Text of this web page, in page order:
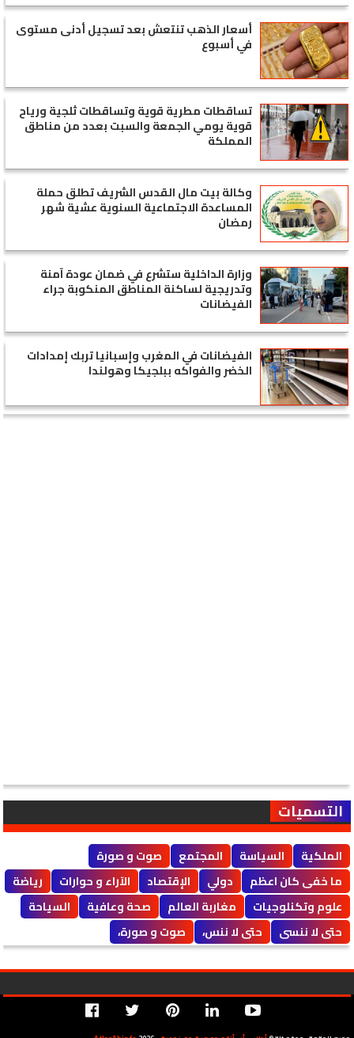
أسعار الذهب تنتعش بعد تسجيل أدنى مستوى
في أسبوع
تساقطات مطرية قوية وتساقطات ثلجية ورياح
قوية يومي الجمعة والسبت بعدد من مناطق
المملكة
وكالة بيت مال القدس الشريف تطلق حملة
المساعدة الاجتماعية السنوية عشية شهر
رمضان
وزارة الداخلية ستشرع في ضمان عودة آمنة
وتدريجية لساكنة المناطق المنكوبة جراء
الفيضانات
الفيضانات في المغرب وإسبانيا تربك إمدادات
الخضر والفواكه ببلجيكا وهولندا
التسميات
الملكية السياسة المجتمع
صوت و صورة
ما خفى كان اعظم
دولي الإقتصاد الآراء و حوارات
رياضة
علوم وتكنلوجيات
مغاربة العالم صحة وعافية
السياحة
حتى لا ننسى
حتى لا ننس، صوت و صورة،